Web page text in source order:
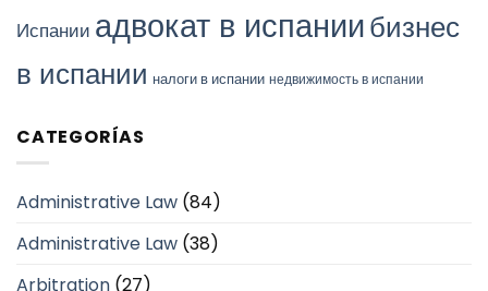
Испании адвокат в испаниибизнес
в испании налоги в испании недвижимость в испании
CATEGORÍAS
Administrative Law (84)
Administrative Law (38)
Arbitration (27)